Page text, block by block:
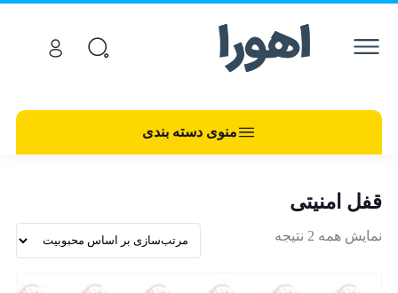
منوی دسته بندی
قفل امنیتی
نمایش همه 2 نتیجه